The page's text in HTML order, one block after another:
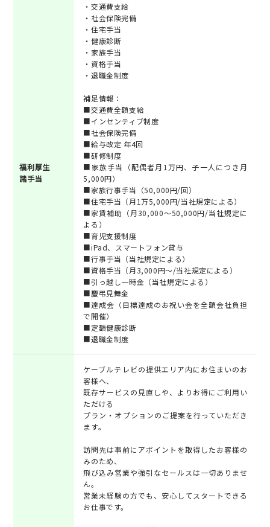
福利厚生
諸手当
・交通費支給
・社会保険完備
・住宅手当
・健康診断
・家族手当
・資格手当
・退職金制度
補足情報：
■交通費全額支給
■インセンティブ制度
■社会保険完備
■給与改定 年4回
■研修制度
■家族手当（配偶者月1万円、子一人につき月
5,000円）
■家族行事手当（50,000円/回）
■住宅手当（月1万5,000円/当社規定による）
■家賃補助（月30,000～50,000円/当社規定に
よる）
■育児支援制度
■iPad、スマートフォン貸与
■行事手当（当社規定による）
■資格手当（月3,000円～/当社規定による）
■引っ越し一時金（当社規定による）
■慶弔見舞金
■達成会（目標達成のお祝い会を全額会社負担
で開催）
■定額健康診断
■退職金制度
ケーブルテレビの提供エリア内にお住まいのお
客様へ、
既存サービスの見直しや、よりお得にご利用い
ただける
プラン・オプションのご提案を行っていただき
ます。
訪問先は事前にアポイントを取得したお客様の
みのため、
飛び込み営業や強引なセールスは一切ありませ
ん。
営業未経験の方でも、安心してスタートできる
お仕事です。